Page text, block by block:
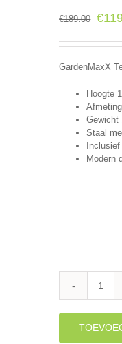
€189.00 €
GardenMaxX
Hoogte
Gewicht
Staal
Inclusief
Modern